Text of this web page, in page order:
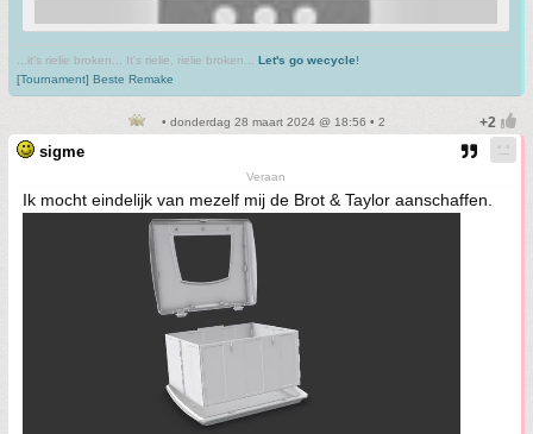
...it's rielie broken... It's rielie, rielie broken... Let's go wecycle!
[Tournament] Beste Remake
• donderdag 28 maart 2024 @ 18:56 • 2
sigme
Veraan
Ik mocht eindelijk van mezelf mij de Brot & Taylor aanschaffen.